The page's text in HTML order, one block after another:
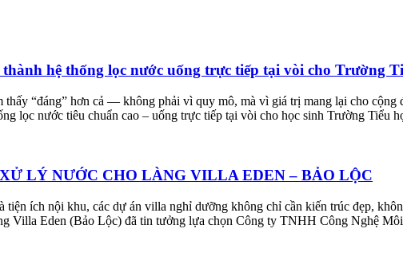
hệ thống lọc nước uống trực tiếp tại vòi cho Trường
“đáng” hơn cả — không phải vì quy mô, mà vì giá trị mang lại cho
lọc nước tiêu chuẩn cao – uống trực tiếp tại vòi cho học sinh Trường Tiểu
LÝ NƯỚC CHO LÀNG VILLA EDEN – BẢO LỘC
ích nội khu, các dự án villa nghỉ dưỡng không chỉ cần kiến trúc đẹp,
Villa Eden (Bảo Lộc) đã tin tưởng lựa chọn Công ty TNHH Công Nghệ